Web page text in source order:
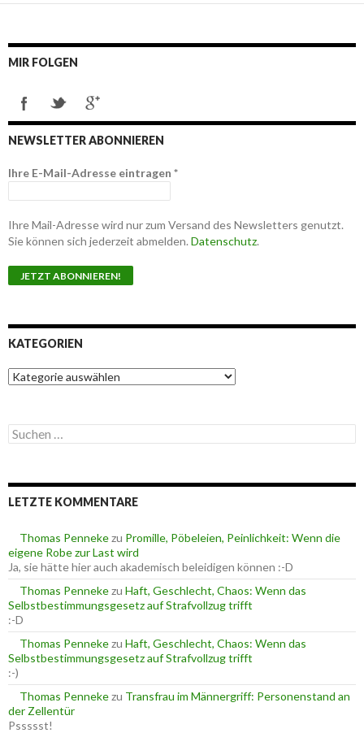
Navigation
MIR FOLGEN
NEWSLETTER ABONNIEREN
Ihre E-Mail-Adresse eintragen *
Ihre Mail-Adresse wird nur zum Versand des Newsletters genutzt.
Sie können sich jederzeit abmelden. Datenschutz.
KATEGORIEN
K
a
g
o
n
S
u
e
n
c
h
:
LETZTE KOMMENTARE
Thomas Pennekezu Promille, Pöbeleien, Peinlichkeit: Wenn die
eigene Robe zur Last wird
Ja, sie hätte hier auch akademisch beleidigen können :-D
Thomas Pennekezu Haft, Geschlecht, Chaos: Wenn das
Selbstbestimmungsgesetz auf Strafvollzug trifft
:-D
Thomas Pennekezu Haft, Geschlecht, Chaos: Wenn das
Selbstbestimmungsgesetz auf Strafvollzug trifft
:-)
Thomas Pennekezu Transfrau im Männergriff: Personenstand an
der Zellentür
Pssssst!